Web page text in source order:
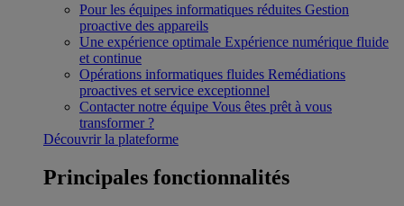
Pour les équipes informatiques réduites Gestion
proactive des appareils
Une expérience optimale Expérience numérique fluide
et continue
Opérations informatiques fluides Remédiations
proactives et service exceptionnel
Contacter notre équipe Vous êtes prêt à vous
transformer ?
Découvrir la plateforme
Principales fonctionnalités